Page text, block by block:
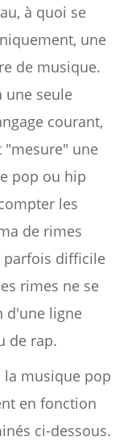
à quoi se
une
de musique.
une seule
courant,
"mesure" une
pop ou hip
les
de rimes
parfois difficile
rimes ne se
d'une ligne
de rap.
la musique pop
en fonction
ci-dessous.